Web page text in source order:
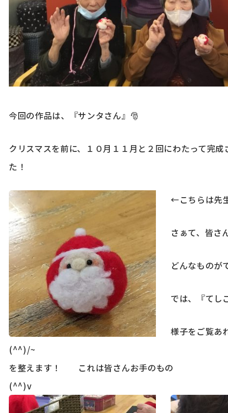
今回の作品は、『サンタさん』🎅
クリスマスを前に、１０月１１月と２回にわたって完成
た
←こちらは先
さぁて、皆さ
どんなものが
では、『てし
様子をご覧あ
(^^)/~ まずは、専
を整えます！ これは皆さんお手のもの